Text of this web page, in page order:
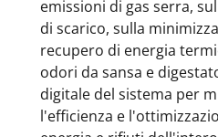
emissioni di gas serra,
di scarico, sulla
recupero di energia
odori da sansa e
digitale del sistema per
l'efficienza e